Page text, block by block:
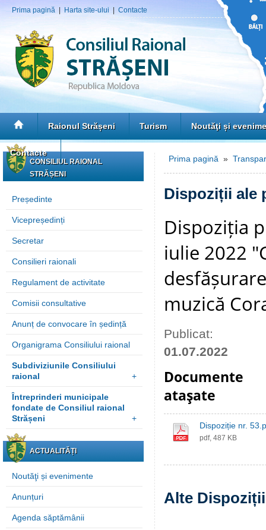
Prima pagină Harta site-ului Contacte
Raionul Strășeni Turism Noutăţi și
Contacte
CONSILIUL RAIONAL
STRĂȘENI
Președinte
Vicepreședinți
Secretar
Consilieri raionali
Regulament de activitate
Comisii consultative
Anunț de convocare în ședință
Organigrama Consiliului raional
Subdiviziunile Consiliului
raional
+
Întreprinderi municipale
fondate de Consiliul raional
Strășeni
+
ACTUALITĂȚI
Noutăţi și evenimente
Anunțuri
Agenda săptămânii
Prima pagină »
Dispoziții ale
Dispoziția
iulie 2022
muzică
Publicat:
01.07.2022
Documente
ataşate
Dispoziție nr.
pdf, 487 KB
Alte